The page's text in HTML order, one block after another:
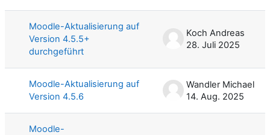
Moodle-Aktualisierung auf
Version 4.5.5+
durchgeführt
Koch Andreas
28. Juli 2025
Moodle-Aktualisierung auf
Version 4.5.6
Wandler Michael
14. Aug. 2025
Moodle-